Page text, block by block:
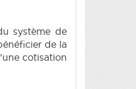
système de
de la
cotisation